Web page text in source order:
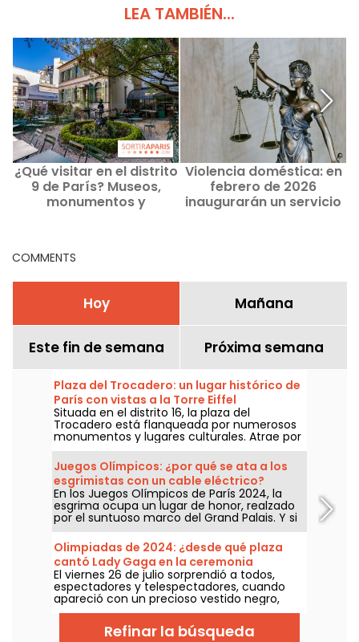
LEA TAMBIÉN...
¿Qué visitar en el distrito
9 de París? Museos,
monumentos y
Violencia doméstica: en
febrero de 2026
inaugurarán un servicio
COMMENTS
Hoy Mañana
Este fin de semana Próxima semana
Plaza del Trocadero: un lugar histórico de
París con vistas a la Torre Eiffel
Situada en el distrito 16, la plaza del
Trocadero está flanqueada por numerosos
monumentos y lugares culturales. Atrae por
igual a turistas y parisinos de toda la vida
gracias a su inmejorable vista de la Torre
Eiffel.
Juegos Olímpicos: ¿por qué se ata a los
esgrimistas con un cable eléctrico?
En los Juegos Olímpicos de París 2024, la
esgrima ocupa un lugar de honor, realzado
por el suntuoso marco del Grand Palais. Y si
se pregunta por qué los esgrimistas están
sujetos por cables eléctricos, ¡la buena
noticia es que podemos explicárselo todo!
Olimpiadas de 2024: ¿desde qué plaza
cantó Lady Gaga en la ceremonia
inaugural?
El viernes 26 de julio sorprendió a todos,
espectadores y telespectadores, cuando
apareció con un precioso vestido negro,
rodeada de pompones rosas. Pero, ¿dónde
estaba la cantante? ¿Está abierta al
Refinar la búsqueda